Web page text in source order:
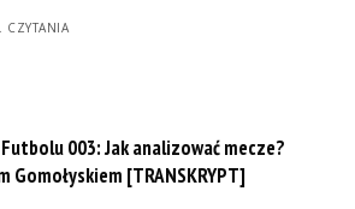
CZYTANIA
Futbolu 003: Jak analizować mecze?
Gomołyskiem [TRANSKRYPT]